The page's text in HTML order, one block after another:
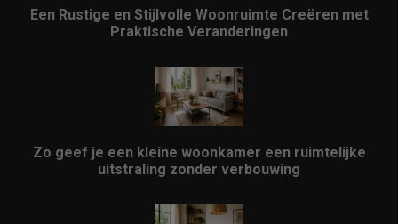
Een Rustige en Stijlvolle Woonruimte Creëren met
Praktische Veranderingen
Zo geef je een kleine woonkamer een ruimtelijke
uitstraling zonder verbouwing